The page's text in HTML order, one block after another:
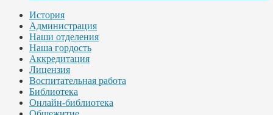
История
Администрация
Наши отделения
Наша гордость
Аккредитация
Лицензия
Воспитательная работа
Библиотека
Онлайн-библиотека